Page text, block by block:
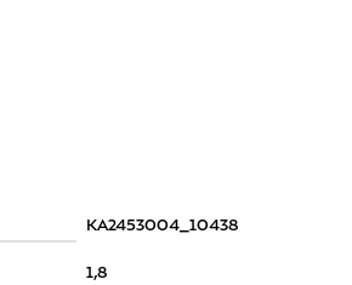
KA2453004_10438
1,8